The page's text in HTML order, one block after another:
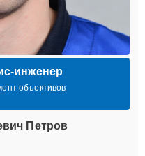
инженер
объективов
Петров